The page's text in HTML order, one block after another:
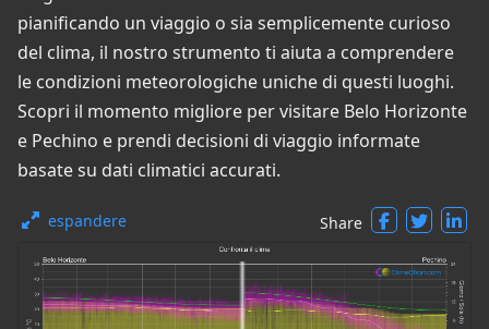
pianificando un viaggio o sia semplicemente curioso
del clima, il nostro strumento ti aiuta a comprendere
le condizioni meteorologiche uniche di questi luoghi.
Scopri il momento migliore per visitare Belo Horizonte
e Pechino e prendi decisioni di viaggio informate
basate su dati climatici accurati.
espandere Share